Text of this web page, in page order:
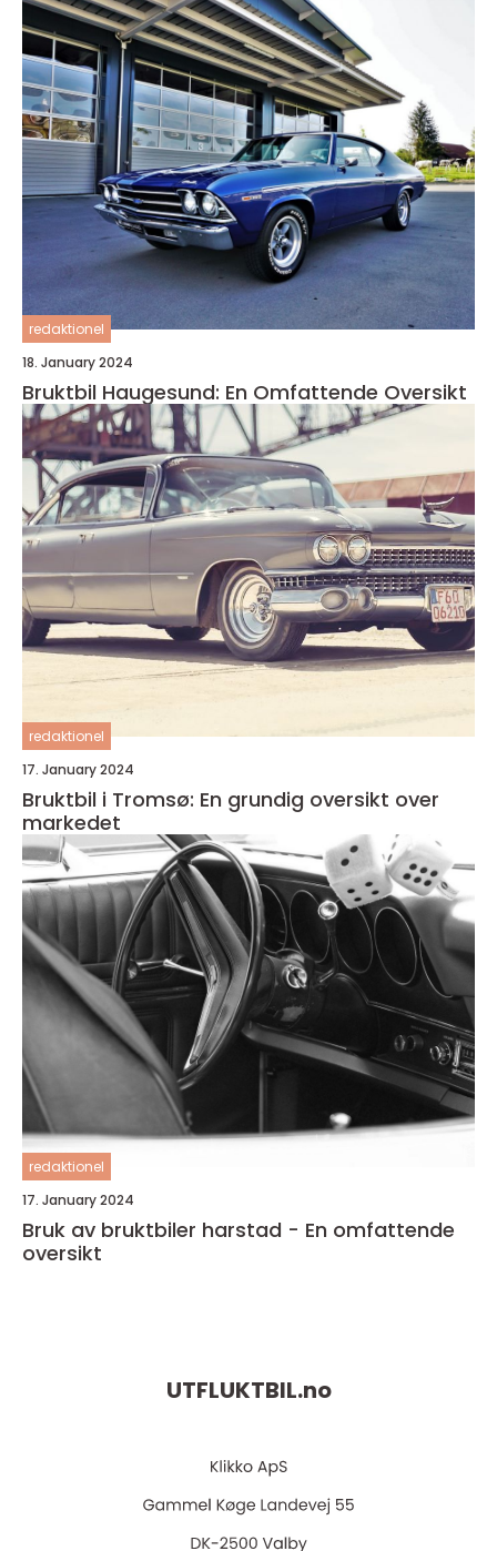
redaktionel
18. January 2024
Bruktbil Haugesund: En Omfattende Oversikt
redaktionel
17. January 2024
Bruktbil i Tromsø: En grundig oversikt over
markedet
redaktionel
17. January 2024
Bruk av bruktbiler harstad - En omfattende
oversikt
UTFLUKTBIL.no